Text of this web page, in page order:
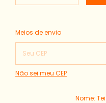
Entregas para o CEP:
Meios de envio
Não sei meu CEP
Nome: